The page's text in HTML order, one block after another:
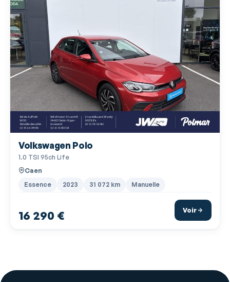
Porte-gobelets avant
Prise USB
Radar de stationnement AR
Radar de stationnement AV
Radio numérique DAB
Rangement sous siège passager avant
Régulateur de vitesse adaptatif
Rétroviseur intérieur électrochrome
Services connectés
Volkswagen Polo
1.0 TSI 95ch Life
Caen
Essence 2023 31 072 km Manuelle
16 290 € Voir